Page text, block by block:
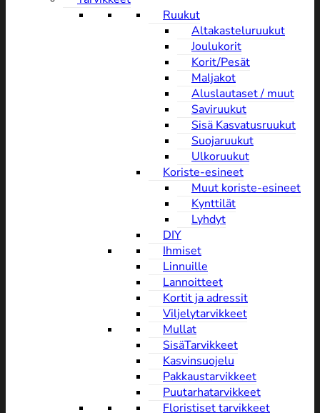
Ruukut
Altakasteluruukut
Joulukorit
Korit/Pesät
Maljakot
Aluslautaset / muut
Saviruukut
Sisä Kasvatusruukut
Suojaruukut
Ulkoruukut
Koriste-esineet
Muut koriste-esineet
Kynttilät
Lyhdyt
DIY
Ihmiset
Linnuille
Lannoitteet
Kortit ja adressit
Viljelytarvikkeet
Mullat
SisäTarvikkeet
Kasvinsuojelu
Pakkaustarvikkeet
Puutarhatarvikkeet
Floristiset tarvikkeet